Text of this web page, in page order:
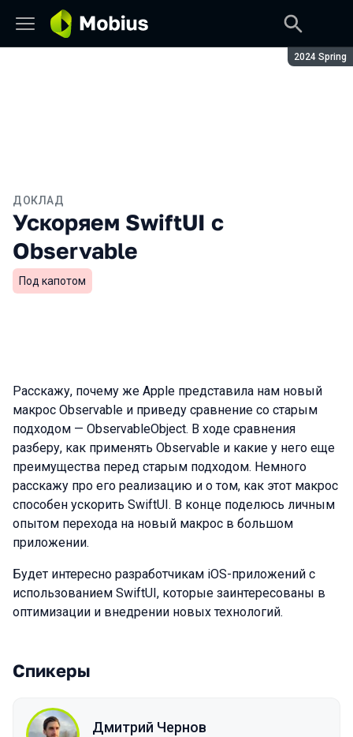
Сезон:
2024 Spring
ДОКЛАД
Ускоряем SwiftUI с
Observable
Под капотом
Расскажу, почему же Apple представила нам новый
макрос Observable и приведу сравнение со старым
подходом — ObservableObject. В ходе сравнения
разберу, как применять Observable и какие у него еще
преимущества перед старым подходом. Немного
расскажу про его реализацию и о том, как этот макрос
способен ускорить SwiftUI. В конце поделюсь личным
опытом перехода на новый макрос в большом
приложении.
Будет интересно разработчикам iOS-приложений с
использованием SwiftUI, которые заинтересованы в
оптимизации и внедрении новых технологий.
Спикеры
Дмитрий Чернов